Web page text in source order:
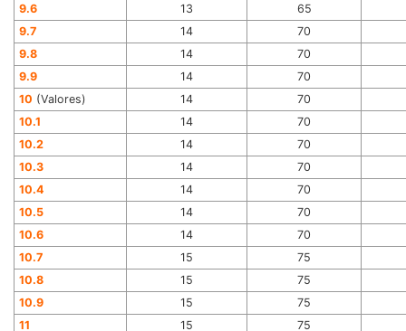
9.6
13
65
9.7
14
70
9.8
14
70
9.9
14
70
10 (Valores) 14
70
10.1
14
70
10.2
14
70
10.3
14
70
10.4
14
70
10.5
14
70
10.6
14
70
10.7
15
75
10.8
15
75
10.9
15
75
11
15
75